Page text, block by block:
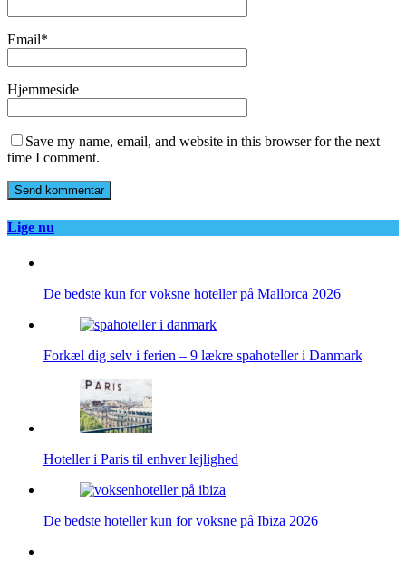
Email*
Hjemmeside
Save my name, email, and website in this browser for the next
time I comment.
Lige nu
De bedste kun for voksne hoteller på Mallorca 2026
Forkæl dig selv i ferien – 9 lækre spahoteller i Danmark
Hoteller i Paris til enhver lejlighed
De bedste hoteller kun for voksne på Ibiza 2026